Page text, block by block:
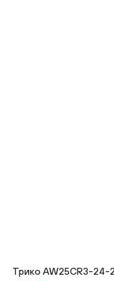
Трико AW25CR3-24-